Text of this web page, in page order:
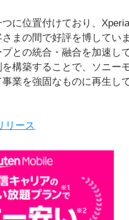
に位置付けており、
まの間で好評を博してい
との統合・融合を加速し
構築することで、ソニー
業を強固なものに再生し
リース